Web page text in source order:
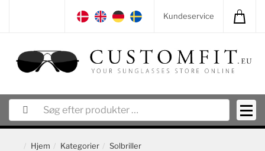
Kundeservice
Hjem Kategorier Solbriller